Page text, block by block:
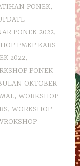
PONEK,
PONEK 2022,
PMKP KARS
2022,
PONEK
OKTOBER
,WORKSHOP
,WORKSHOP